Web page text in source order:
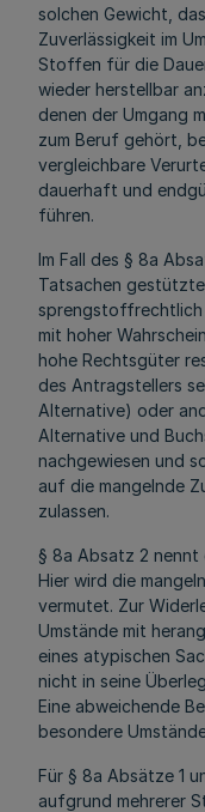
solchen Gewicht,
Zuverlässigkeit im
Stoffen für die
wieder herstellbar
denen der Umgang
zum Beruf gehört,
vergleichbare
dauerhaft und
führen.
Im Fall des § 8a
Tatsachen
sprengstoffrechtlich
mit hoher
hohe Rechtsgüter
des Antragstellers
Alternative) oder
Alternative und
nachgewiesen und
auf die mangelnde
zulassen.
§ 8a Absatz 2 nennt
Hier wird die
vermutet. Zur
Umstände mit
eines atypischen
nicht in seine
Eine abweichende
besondere
Für § 8a Absätze 1
aufgrund mehrerer